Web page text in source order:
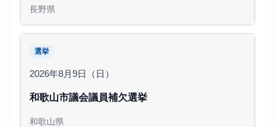
長野県
選挙
2026年8月9日（日）
和歌山市議会議員補欠選挙
和歌山県